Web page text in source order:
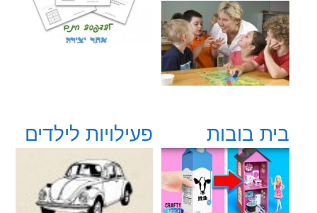
פעילויות לילדים בית בובות